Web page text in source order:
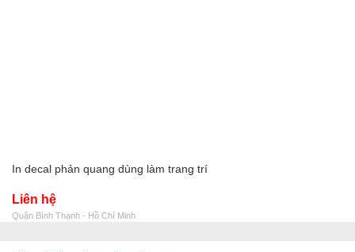
In decal phản quang dùng làm trang trí
Liên hệ
Quận Bình Thạnh - Hồ Chí Minh